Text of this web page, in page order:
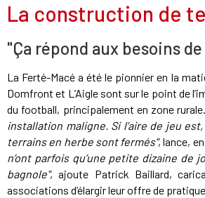
La construction de
"Ça répond aux besoins
La Ferté-Macé a été le pionnier en la
Domfront et L’Aigle sont sur le point de
du football, principalement en zone
installation maligne. Si l’aire de jeu
terrains en herbe sont fermés", lance,
n’ont parfois qu’une petite dizaine de
bagnole", ajoute Patrick Baillard,
associations d’élargir leur offre de